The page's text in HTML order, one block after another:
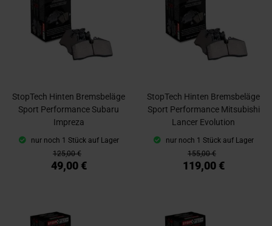
StopTech Hinten Bremsbeläge
Sport Performance Subaru
Impreza
nur noch 1 Stück auf Lager
125,00 €
49,00 €
StopTech Hinten Bremsbeläge
Sport Performance Mitsubishi
Lancer Evolution
nur noch 1 Stück auf Lager
155,00 €
119,00 €